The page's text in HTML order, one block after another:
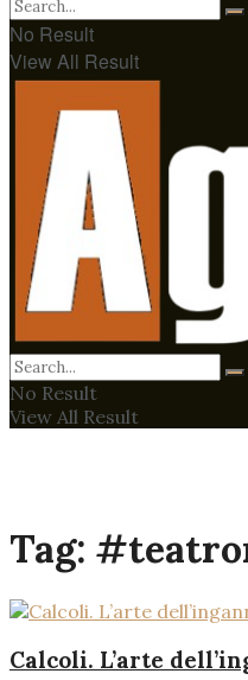
No Result
View All Result
No Result
View All Result
Tag:
Calcoli. L’arte